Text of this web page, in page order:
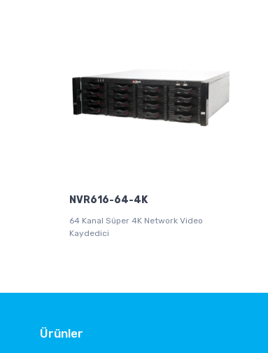
NVR616-64-4K
64 Kanal Süper 4K Network Video
Kaydedici
Ürünler